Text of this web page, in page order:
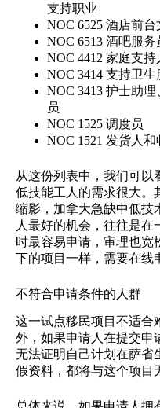
支持职业
NOC 6525 酒店前台
NOC 6513 酒吧服务
NOC 4412 家庭支
NOC 3414 支持卫
NOC 3413 护士助
员
NOC 1525 调度员
NOC 1521 发货人和
从这份列表中，我们可以
低技能工人的需求很大。
缩影，加拿大急缺中低技
人最好的机会，往往是
时最容易申请，审理也宽
下的项目一样，需要在线
不符合申请条件的人群
这一试点移民项目不适合
外，如果申请人在提交申
无法证明自己计划在萨省
假资料，都将与这个项目